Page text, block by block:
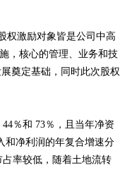
权激励对象皆是公司中高
，核心的管理、业务和技
奠定基础，同时此次股权
％和 73％，且当年净资
和净利润的年复合增速分
率较低，随着土地流转